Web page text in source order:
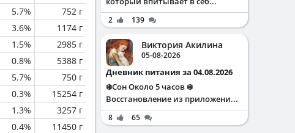
5.7%
752 г
3.6%
1174 г
1.5%
2985 г
0.8%
5388 г
5.7%
750 г
0.3%
15254 г
1.3%
3257 г
0.4%
11450 г
2 139
Виктория Акилина
05-08-2026
Дневник питания за 04.08.2026
❄️Сон Около 5 часов ❄️
Восстановление из приложени...
8 65